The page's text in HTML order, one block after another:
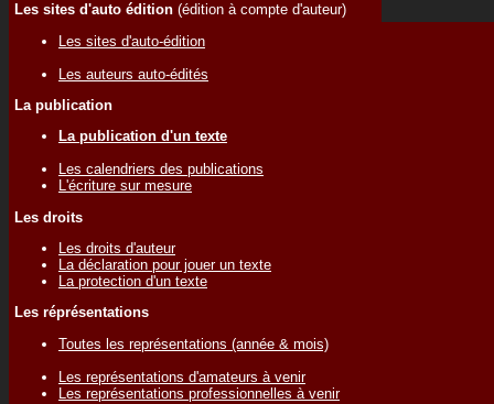
Les sites d'auto édition (édition à compte d'auteur)
Les sites d'auto-édition
Les auteurs auto-édités
La publication
La publication d'un texte
Les calendriers des publications
L'écriture sur mesure
Les droits
Les droits d'auteur
La déclaration pour jouer un texte
La protection d'un texte
Les réprésentations
Toutes les représentations (année & mois)
Les représentations d'amateurs à venir
Les représentations professionnelles à venir